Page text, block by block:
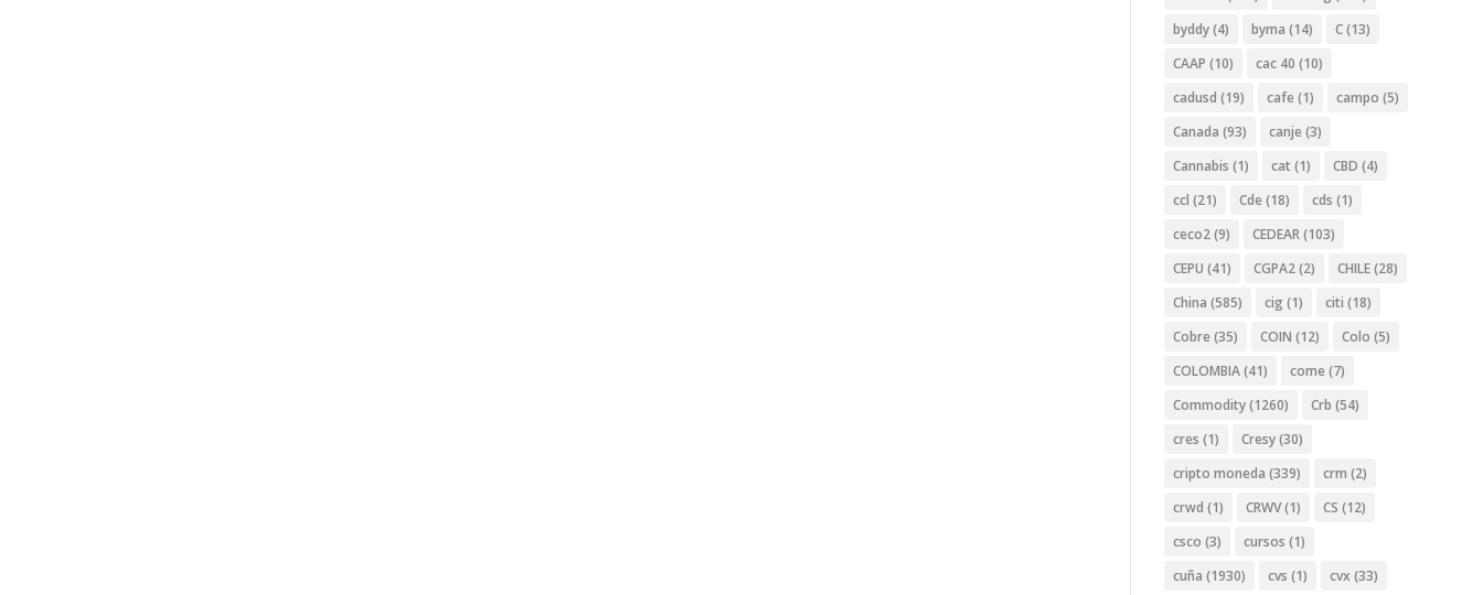
byddy(4) byma (14) C(13)
CAAP (10) cac 40 (10)
cadusd (19) cafe (1) campo (5)
Canada (93) canje (3)
Cannabis (1) cat (1) CBD (4)
ccl (21) Cde (18) cds (1)
ceco2(9) CEDEAR(103)
CEPU (41) CGPA2(2) CHILE(28)
China (585) cig (1) citi (18)
Cobre (35) COIN (12) Colo (5)
COLOMBIA(41) come (7)
Commodity(1260) Crb (54)
cres (1) Cresy(30)
cripto moneda (339) crm (2)
crwd (1) CRWV(1) CS (12)
csco (3) cursos (1)
cuña (1930) cvs (1) cvx (33)